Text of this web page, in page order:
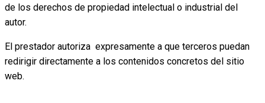
de los derechos de propiedad intelectual o industrial del
autor.
El prestador autoriza expresamente a que terceros puedan
redirigir directamente a los contenidos concretos del sitio
web.